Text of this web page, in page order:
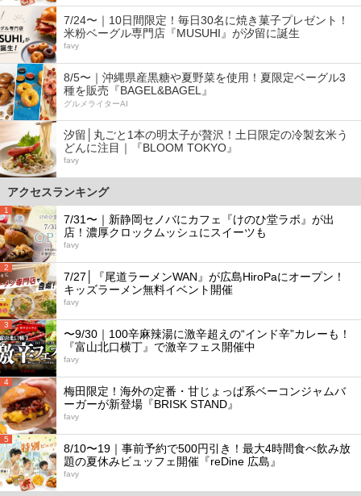
7/24〜｜10日間限定！毎日30名に焼き菓子プレゼント！
米粉ベーグル専門店『MUSUHI』が汐留に誕生
favy
8/5〜｜沖縄県産黒糖や夏野菜を使用！夏限定ベーグル3
種を販売『BAGEL&BAGEL』
グルメライターAI
汐留│丸ごと1本の明太子が贅沢！土日限定の冷製玄米う
どんに注目｜『BLOOM TOKYO』
favy
アクセスランキング
1
7/31〜｜新静岡セノバにカフェ『けのひ堂ラボ』が出
店！濃厚クロックムッシュにスイーツも
favy
2
7/27│『尾道ラーメンWAN』が広島HiroPaにオープン！
キッズラーメン無料イベント開催
favy
3
〜9/30｜100辛麻辣湯に激辛超えの“インド辛”カレーも！
『富山北口横丁』で激辛フェス開催中
favy
4
梅田限定！海外の定番・甘じょっぱ系ベーコンジャムバ
ーガーが新登場『BRISK STAND』
favy
5
8/10〜19｜事前予約で500円引き！最大4時間食べ飲み放
題の夏休みビュッフェ開催『reDine 広島』
favy